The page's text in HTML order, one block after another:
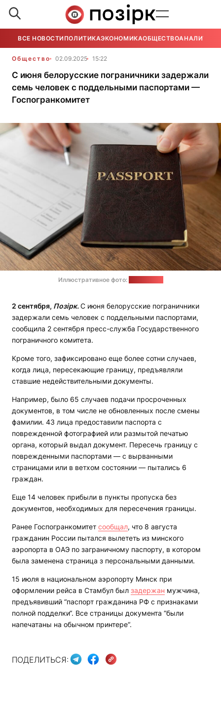
ВСЕ НОВОСТИ ПОЛИТИКАЭКОНОМИКАОБЩЕСТВОАНАЛИТИКА
Общество 02.09.2025 15:22
C июня белорусские пограничники задержали
семь человек с поддельными паспортами —
Госпогранкомитет
Иллюстративное фото:
2 сентября, Позірк.С июня белорусские пограничники
задержали семь человек с поддельными паспортами,
сообщила 2 сентября пресс-служба Государственного
пограничного комитета.
Кроме того, зафиксировано еще более сотни случаев,
когда лица, пересекающие границу, предъявляли
ставшие недействительными документы.
Например, было 65 случаев подачи просроченных
документов, в том числе не обновленных после смены
фамилии. 43 лица предоставили паспорта с
поврежденной фотографией или размытой печатью
органа, который выдал документ. Пересечь границу с
поврежденными паспортами — с вырванными
страницами или в ветхом состоянии — пытались 6
граждан.
Еще 14 человек прибыли в пункты пропуска без
документов, необходимых для пересечения границы.
Ранее Госпогранкомитет сообщал, что 8 августа
гражданин России пытался вылететь из минского
аэропорта в ОАЭ по заграничному паспорту, в котором
была заменена страница з персональными данными.
15 июля в национальном аэропорту Минск при
оформлении рейса в Стамбул был задержан мужчина,
предъявивший “паспорт гражданина РФ с признаками
полной подделки“. Все страницы документа “были
напечатаны на обычном принтере“.
ПОДЕЛИТЬСЯ: